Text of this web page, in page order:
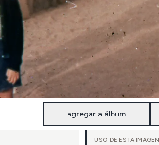
agregar a álbum
USO DE ESTA IMAGEN